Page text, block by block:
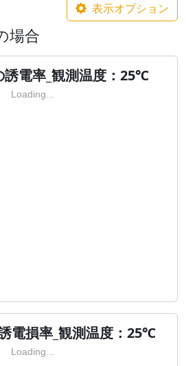
表示オプション
場合
電率_観測温度：25℃
Loading...
電損率_観測温度：25℃
Loading...